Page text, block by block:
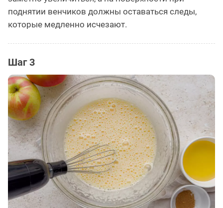
поднятии венчиков должны оставаться следы,
которые медленно исчезают.
Шаг 3